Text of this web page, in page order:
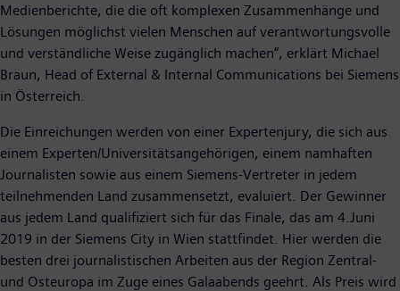
Medienberichte, die die oft komplexen Zusammenhänge und
Lösungen möglichst vielen Menschen auf verantwortungsvolle
und verständliche Weise zugänglich machen“, erklärt Michael
Braun, Head of External & Internal Communications bei Siemens
in Österreich.
Die Einreichungen werden von einer Expertenjury, die sich aus
einem Experten/Universitätsangehörigen, einem namhaften
Journalisten sowie aus einem Siemens-Vertreter in jedem
teilnehmenden Land zusammensetzt, evaluiert. Der Gewinner
aus jedem Land qualifiziert sich für das Finale, das am 4.Juni
2019 in der Siemens City in Wien stattfindet. Hier werden die
besten drei journalistischen Arbeiten aus der Region Zentral-
und Osteuropa im Zuge eines Galaabends geehrt. Als Preis wird